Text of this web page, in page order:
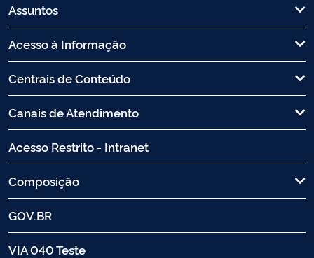
Assuntos
Acesso à Informação
Centrais de Conteúdo
Canais de Atendimento
Acesso Restrito - Intranet
Composição
GOV.BR
VIA 040 Teste